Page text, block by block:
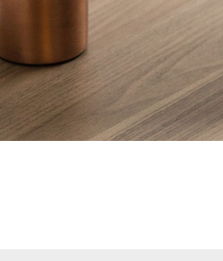
为客户提供
务
全功能小程
服务、全程售
案
知识分享、
累、提升能力
关于金马科技
金马科技，成立于2008年9月
互联网技术服务。